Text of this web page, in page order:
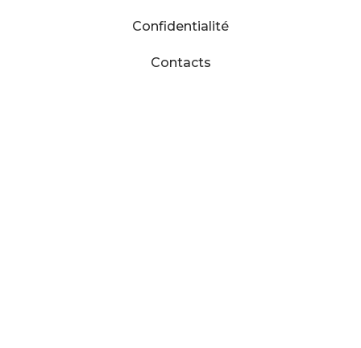
Confidentialité
Contacts